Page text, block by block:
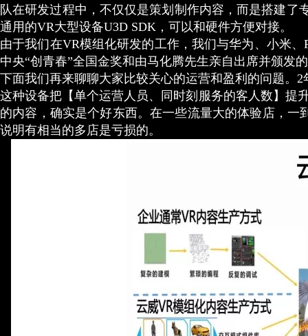
队在研发过程中，不仅仅是策划制作内容，而是搭建
通用的VR大型设备U3D SDK，可以和硬件方便对接。
由于我们在VR模组化研发的工作，我们与华为、小米
中央“创青春”全国金奖和由马化腾先生亲自出席并颁发
下面我们再来聊聊大家比较关心的运营和盈利的问题。
这种设备把【单个运营人员、同时刻服务的客人数】提
的内容，确实是个好东西。在一些流量大的体验店，
说明有相当的多店是亏损的。